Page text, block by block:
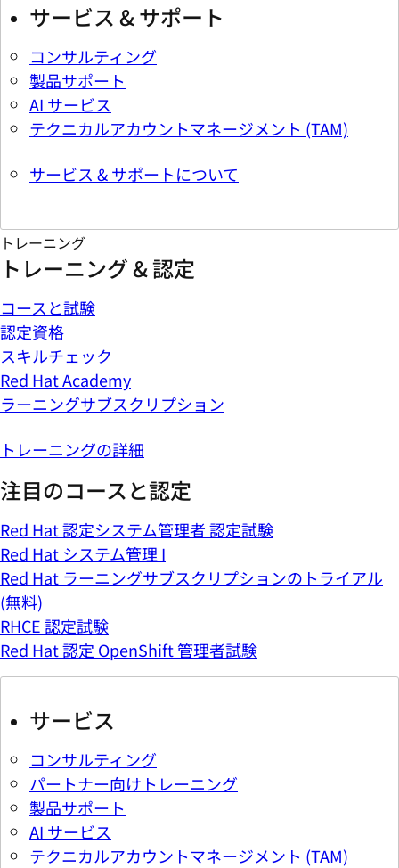
サービス & サポート
コンサルティング
製品サポート
AI サービス
テクニカルアカウントマネージメント (TAM)
サービス & サポートについて
トレーニング
トレーニング & 認定
コースと試験
認定資格
スキルチェック
Red Hat Academy
ラーニングサブスクリプション
トレーニングの詳細
注目のコースと認定
Red Hat 認定システム管理者 認定試験
Red Hat システム管理 I
Red Hat ラーニングサブスクリプションのトライアル
(無料)
RHCE 認定試験
Red Hat 認定 OpenShift 管理者試験
サービス
コンサルティング
パートナー向けトレーニング
製品サポート
AI サービス
テクニカルアカウントマネージメント (TAM)